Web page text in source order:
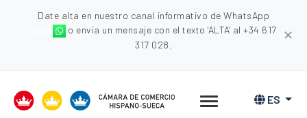
Date alta en nuestro canal informativo de WhatsApp
o envia un mensaje con el texto 'ALTA' al +34 617
317 028.
✕
ES